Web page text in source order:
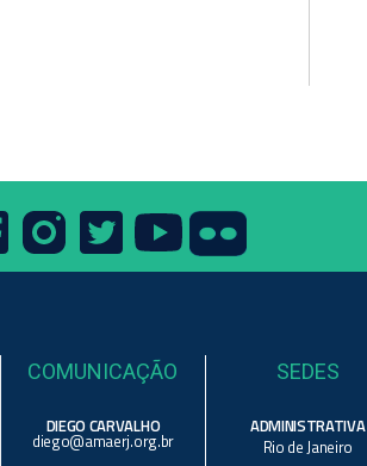
COMUNICAÇÃO
DIEGO CARVALHO
diego@amaerj.org.br
SEDES
ADMINISTRATIVA
Rio de Janeiro